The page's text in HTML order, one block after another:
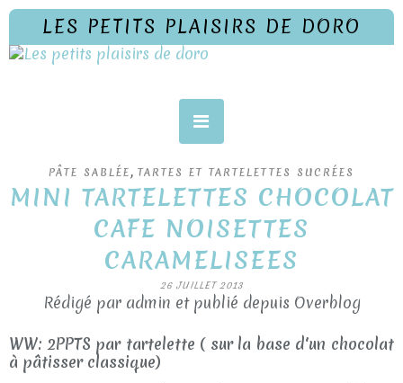
LES PETITS PLAISIRS DE DORO
PÂTE SABLÉE, TARTES ET TARTELETTES SUCRÉES
MINI TARTELETTES CHOCOLAT
CAFE NOISETTES
CARAMELISEES
26 JUILLET 2013
Rédigé par admin et publié depuis Overblog
WW: 2PPTS par tartelette ( sur la base d'un chocolat
à pâtisser classique)